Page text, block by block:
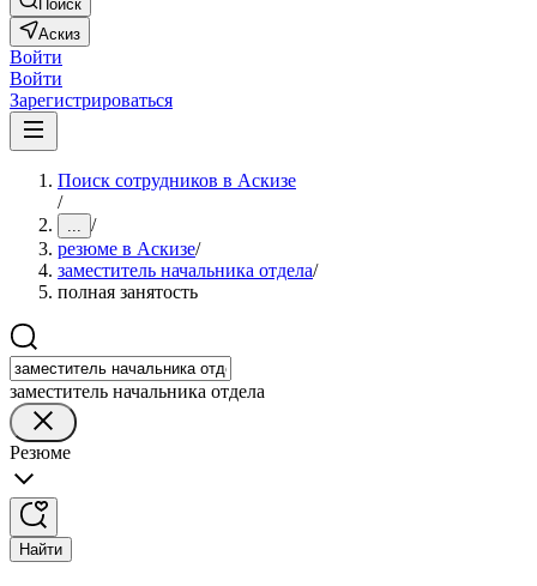
Поиск
Аскиз
Войти
Войти
Зарегистрироваться
Поиск сотрудников в Аскизе
/
... /
резюме в Аскизе/
заместитель начальника отдела/
полная занятость
заместитель начальника отдела
Резюме
Найти